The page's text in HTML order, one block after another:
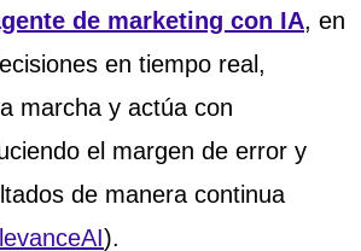
de marketing con IA, en
en tiempo real,
marcha y actúa con
el margen de error y
de manera continua
).